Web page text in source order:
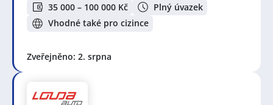
35 000 – 100 000 Kč
Plný úvazek
Vhodné také pro cizince
Zveřejněno: 2. srpna